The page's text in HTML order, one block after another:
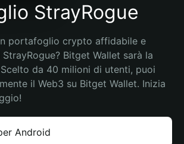
StrayRogue
portafoglio crypto affidabile e
Bitget Wallet sarà la
da 40 milioni di utenti, puoi
il Web3 su Bitget Wallet. Inizia
Android